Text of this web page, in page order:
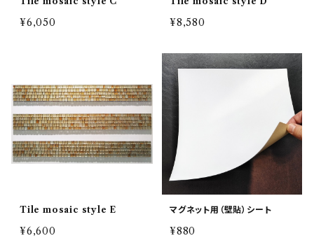
¥6,050 ¥8,580
Tile mosaic style E
¥6,600
マグネット用（壁貼）シート
¥880